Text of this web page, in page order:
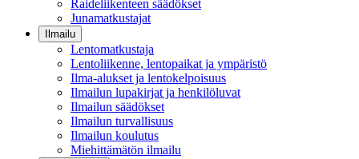
Raideliikenteen säädökset
Junamatkustajat
Ilmailu
Lentomatkustaja
Lentoliikenne, lentopaikat ja ympäristö
Ilma-alukset ja lentokelpoisuus
Ilmailun lupakirjat ja henkilöluvat
Ilmailun säädökset
Ilmailun turvallisuus
Ilmailun koulutus
Miehittämätön ilmailu